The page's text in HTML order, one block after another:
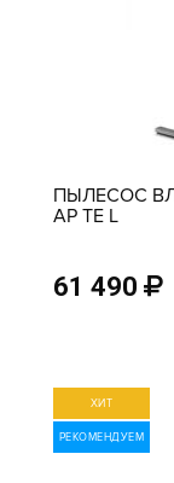
ПЫЛЕСОС
AP TE L
61 490
ХИТ
РЕКОМЕНДУЕМ